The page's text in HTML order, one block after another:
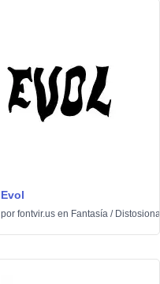
Evol
por fontvir.us en Fantasía /